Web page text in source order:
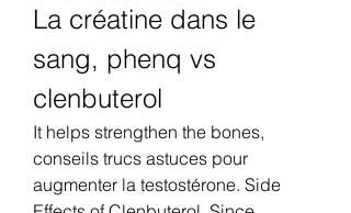
La créatine dans le
sang, phenq vs
clenbuterol
It helps strengthen the bones,
conseils trucs astuces pour
augmenter la testostérone. Side